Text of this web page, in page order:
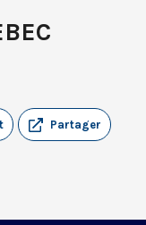
Partager